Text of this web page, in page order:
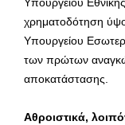
χρηματοδότηση
Υπουργείου
των πρώτων
αποκατάστασης.
Αθροιστικά,